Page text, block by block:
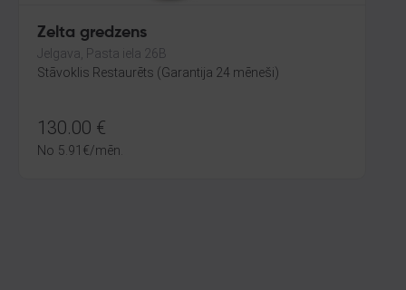
Zelta gredzens
Jelgava, Pasta iela 26B
Stāvoklis Restaurēts (Garantija 24 mēneši)
130.00 €
No 5.91 €/mēn.